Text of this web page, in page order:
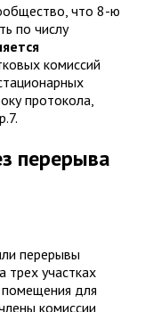
что 8-ю
по числу
комиссий
протокола,
перерыва
перерывы
трех участках
для
комиссии